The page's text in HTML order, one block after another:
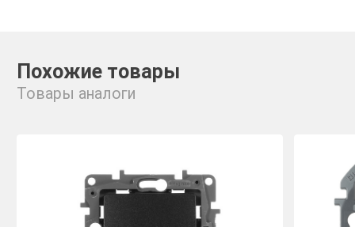
Похожие товары
Товары аналоги